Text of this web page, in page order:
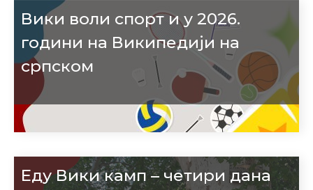
Вики воли спорт и у 2026.
години на Википедији на
српском
Еду Вики камп – четири дана